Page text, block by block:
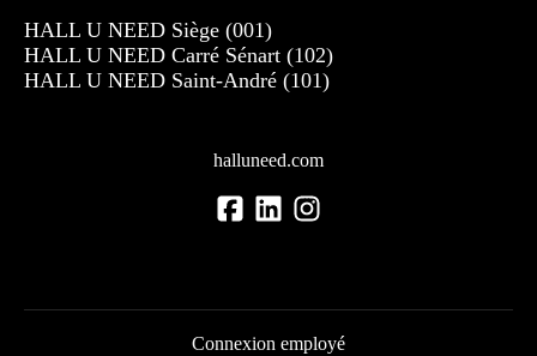
HALL U NEED Siège (001)
HALL U NEED Carré Sénart (102)
HALL U NEED Saint-André (101)
halluneed.com
Connexion employé